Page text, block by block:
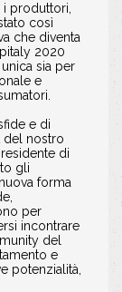
produttori,
così
che diventa
2020
sia per
e
e di
del nostro
di
gli
forma
per
incontrare
del
e
potenzialità,